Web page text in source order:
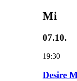
Mi
07.10.
19:30
Desire